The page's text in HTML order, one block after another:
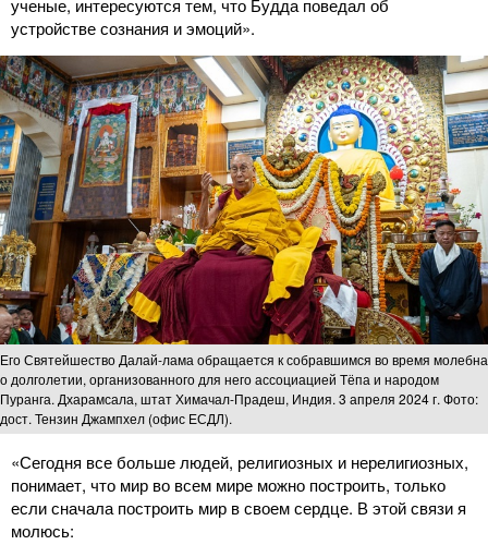
ученые, интересуются тем, что Будда поведал об
устройстве сознания и эмоций».
Его Святейшество Далай-лама обращается к собравшимся во время молебна
о долголетии, организованного для него ассоциацией Тёпа и народом
Пуранга. Дхарамсала, штат Химачал-Прадеш, Индия. 3 апреля 2024 г. Фото:
дост. Тензин Джампхел (офис ЕСДЛ).
«Сегодня все больше людей, религиозных и нерелигиозных,
понимает, что мир во всем мире можно построить, только
если сначала построить мир в своем сердце. В этой связи я
молюсь: